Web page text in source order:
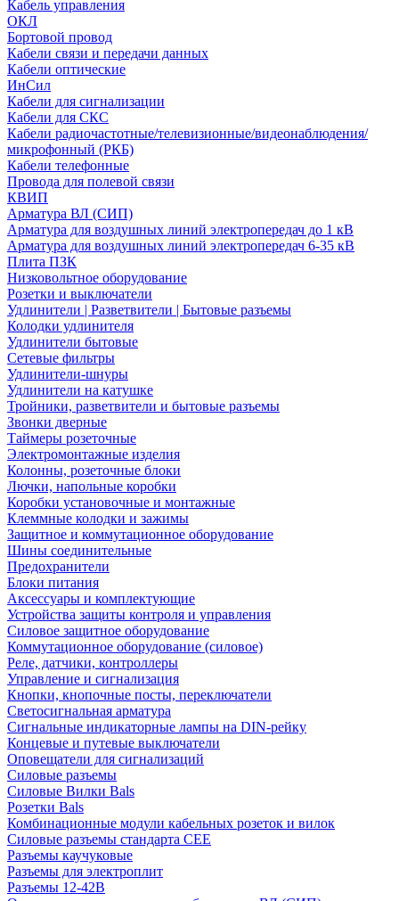
Кабель управления
ОКЛ
Бортовой провод
Кабели связи и передачи данных
Кабели оптические
ИнСил
Кабели для сигнализации
Кабели для СКС
Кабели радиочастотные/телевизионные/видеонаблюдения/
микрофонный (РКБ)
Кабели телефонные
Провода для полевой связи
КВИП
Арматура ВЛ (СИП)
Арматура для воздушных линий электропередач до 1 кВ
Арматура для воздушных линий электропередач 6-35 кВ
Плита ПЗК
Низковольтное оборудование
Розетки и выключатели
Удлинители | Разветвители | Бытовые разъемы
Колодки удлинителя
Удлинители бытовые
Сетевые фильтры
Удлинители-шнуры
Удлинители на катушке
Тройники, разветвители и бытовые разъемы
Звонки дверные
Таймеры розеточные
Электромонтажные изделия
Колонны, розеточные блоки
Лючки, напольные коробки
Коробки установочные и монтажные
Клеммные колодки и зажимы
Защитное и коммутационное оборудование
Шины соединительные
Предохранители
Блоки питания
Аксессуары и комплектующие
Устройства защиты контроля и управления
Силовое защитное оборудование
Коммутационное оборудование (силовое)
Реле, датчики, контроллеры
Управление и сигнализация
Кнопки, кнопочные посты, переключатели
Светосигнальная арматура
Сигнальные индикаторные лампы на DIN-рейку
Концевые и путевые выключатели
Оповещатели для сигнализаций
Силовые разъемы
Силовые Вилки Bals
Розетки Bals
Комбинационные модули кабельных розеток и вилок
Силовые разъемы стандарта CEE
Разъемы каучуковые
Разъемы для электроплит
Разъемы 12-42В